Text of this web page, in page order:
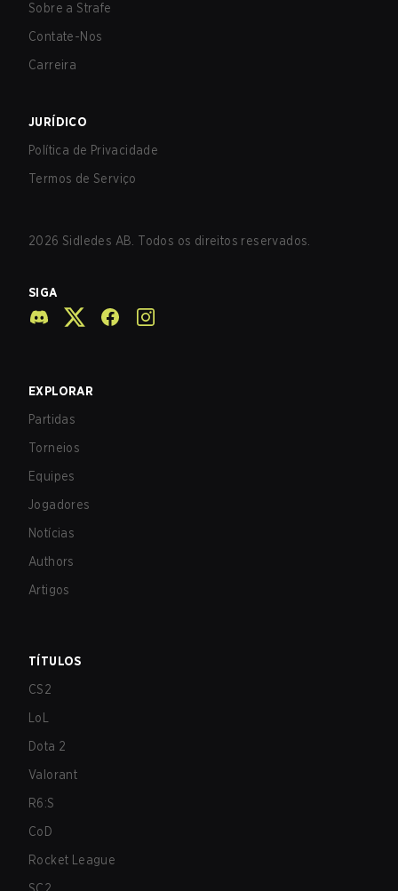
Sobre a Strafe
Contate-Nos
Carreira
JURÍDICO
Política de Privacidade
Termos de Serviço
2026 Sidledes AB. Todos os direitos reservados.
SIGA
EXPLORAR
Partidas
Torneios
Equipes
Jogadores
Notícias
Authors
Artigos
TÍTULOS
CS2
LoL
Dota 2
Valorant
R6:S
CoD
Rocket League